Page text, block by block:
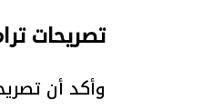
تصريحات
وأكد أن